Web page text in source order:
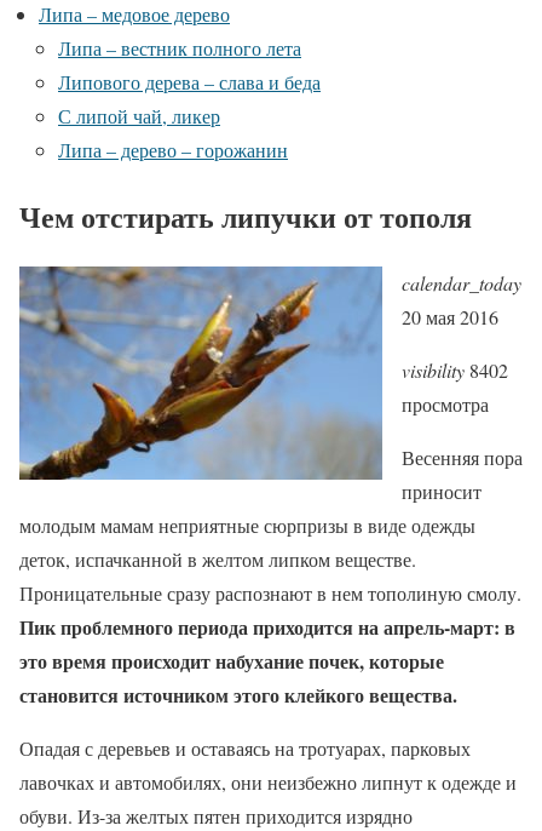
Липа – медовое дерево
Липа – вестник полного лета
Липового дерева – слава и беда
С липой чай, ликер
Липа – дерево – горожанин
Чем отстирать липучки от тополя
calendar_today
20 мая 2016
visibility 8402
просмотра
Весенняя пора
приносит
молодым мамам неприятные сюрпризы в виде одежды
деток, испачканной в желтом липком веществе.
Проницательные сразу распознают в нем тополиную смолу.
Пик проблемного периода приходится на апрель-март: в
это время происходит набухание почек, которые
становится источником этого клейкого вещества.
Опадая с деревьев и оставаясь на тротуарах, парковых
лавочках и автомобилях, они неизбежно липнут к одежде и
обуви. Из-за желтых пятен приходится изрядно